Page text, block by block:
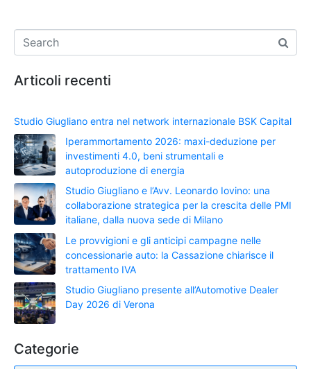
Articoli recenti
Studio Giugliano entra nel network internazionale BSK Capital
Iperammortamento 2026: maxi-deduzione per
investimenti 4.0, beni strumentali e
autoproduzione di energia
Studio Giugliano e l’Avv. Leonardo Iovino: una
collaborazione strategica per la crescita delle PMI
italiane, dalla nuova sede di Milano
Le provvigioni e gli anticipi campagne nelle
concessionarie auto: la Cassazione chiarisce il
trattamento IVA
Studio Giugliano presente all’Automotive Dealer
Day 2026 di Verona
Categorie